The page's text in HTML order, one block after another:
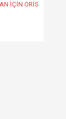
İÇİN ORİS